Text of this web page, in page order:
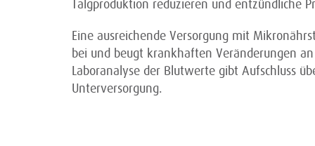
Talgproduktion reduzieren und entzündliche
Eine ausreichende Versorgung mit
bei und beugt krankhaften Veränderungen
Laboranalyse der Blutwerte gibt Aufschluss
Unterversorgung.